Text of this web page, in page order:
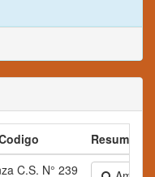
Resumen
C.S. N° 239